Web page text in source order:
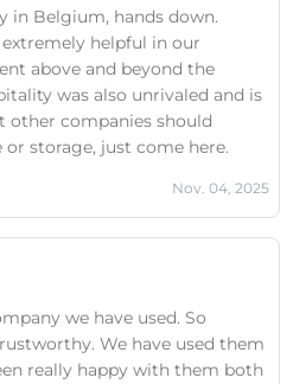
in Belgium, hands down.
helpful in our
above and beyond the
was also unrivaled and is
other companies should
storage, just come here.
Nov. 04, 2025
we have used. So
We have used them
really happy with them both